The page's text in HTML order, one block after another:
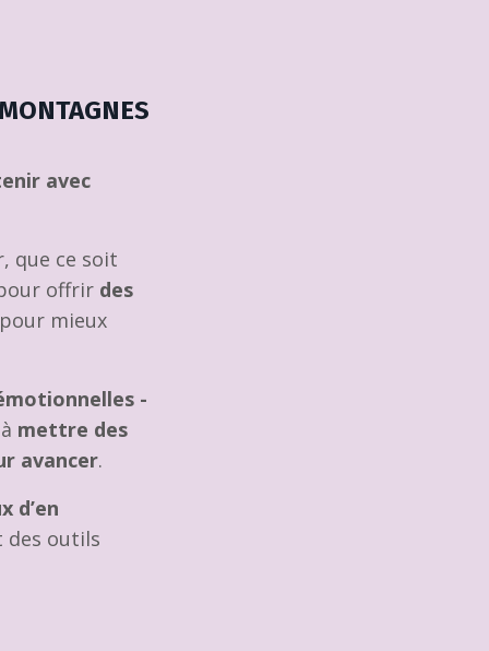
avec
que ce soit
offrir des
mieux
-
mettre des
avancer.
d’en
des outils